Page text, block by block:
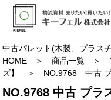
中古パレット(木製、プラス
HOME ＞商品一覧 ＞
ズ】
＞ NO.9768 中古
NO.9768 中古 プラ